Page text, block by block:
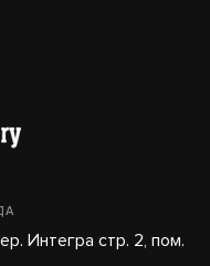
Интегра стр. 2, пом.